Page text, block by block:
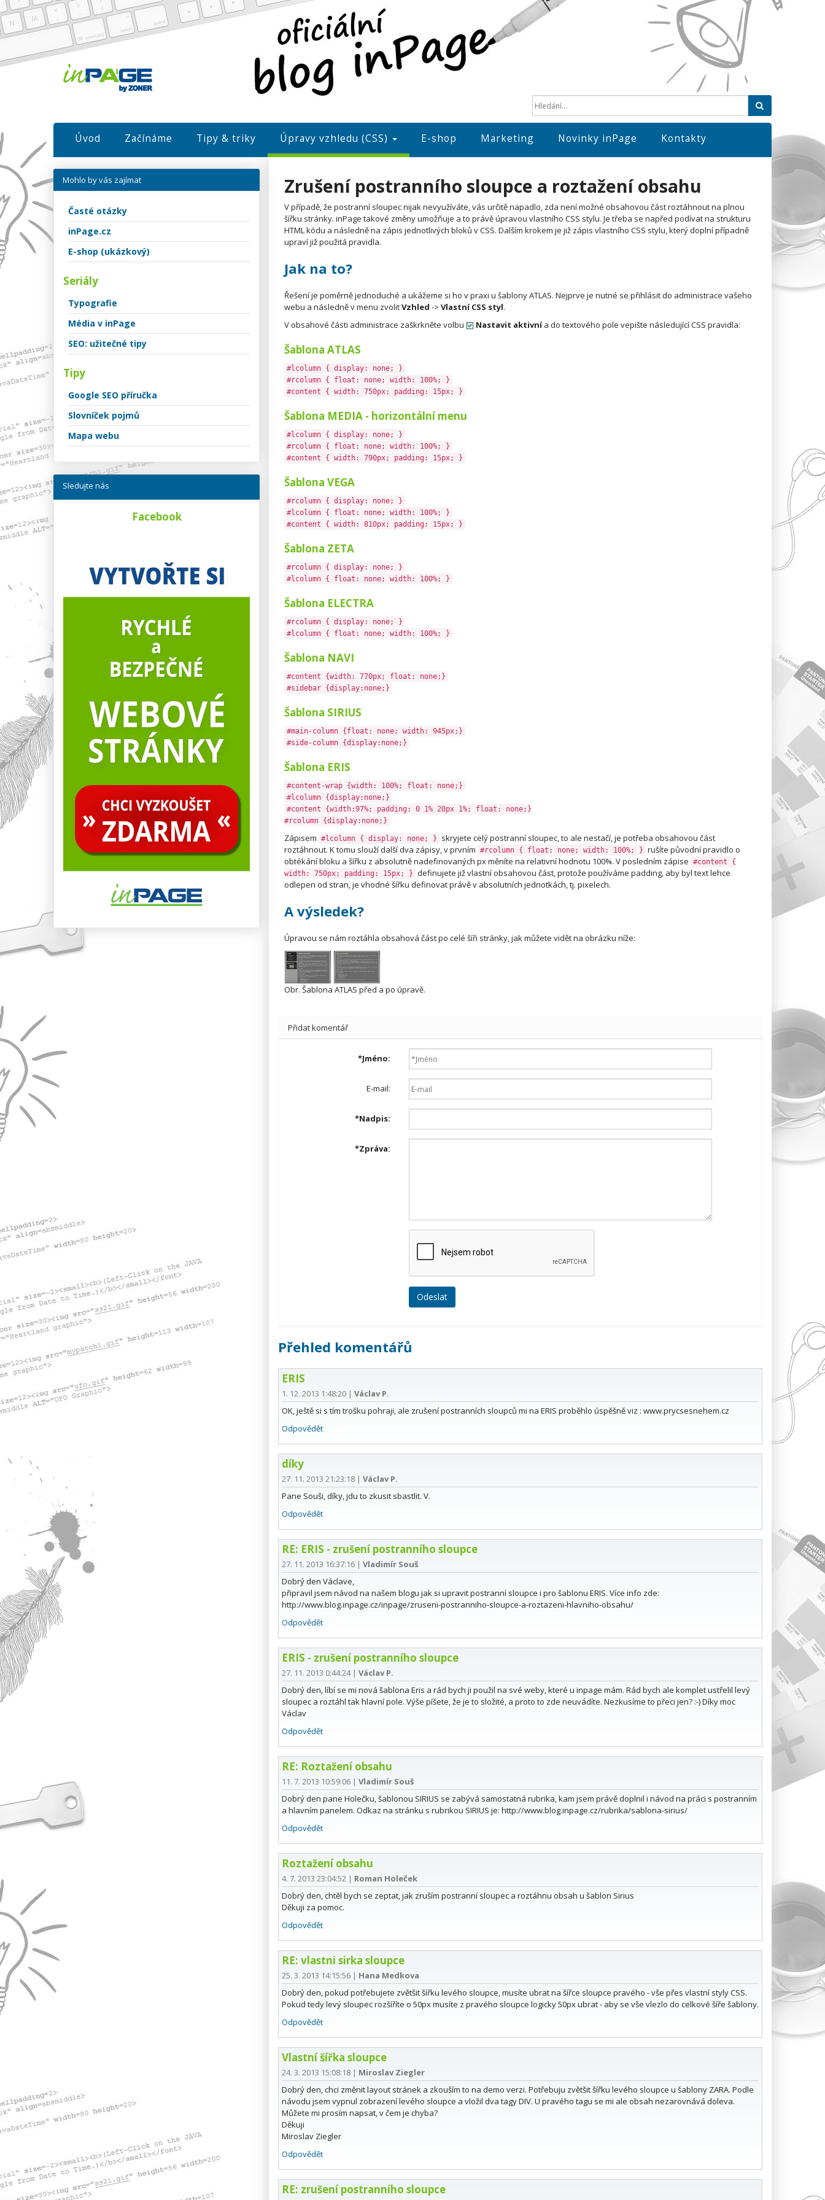
Úvod Začínáme Tipy & triky Úpravy vzhledu (CSS) E-shop Marketing Novinky inPage Kontakty
Zrušení postranního sloupce a roztažení obsahu
V případě, že postranní sloupec nijak nevyužíváte, vás určitě napadlo, zda není možné obsahovou část roztáhnout na plnou
šířku stránky. inPage takové změny umožňuje a to právě úpravou vlastního CSS stylu. Je třeba se napřed podívat na strukturu
HTML kódu a následně na zápis jednotlivých bloků v CSS. Dalším krokem je již zápis vlastního CSS stylu, který doplní případně
upraví již použitá pravidla.
Jak na to?
Řešení je poměrně jednoduché a ukážeme si ho v praxi u šablony ATLAS. Nejprve je nutné se přihlásit do administrace vašeho
webu a následně v menu zvolitVzhled -> Vlastní CSS styl.
V obsahové části administrace zaškrkněte volbu
Nastavit aktivnía do textového pole vepište následující CSS pravidla:
Šablona ATLAS
#lcolumn { display: none; }
#rcolumn { float: none; width: 100%; }
#content { width: 750px; padding: 15px; }
Šablona MEDIA - horizontální menu
#lcolumn { display: none; }
#rcolumn { float: none; width: 100%; }
#content { width: 790px; padding: 15px; }
Šablona VEGA
#rcolumn { display: none; }
#lcolumn { float: none; width: 100%; }
#content { width: 810px; padding: 15px; }
Šablona ZETA
#rcolumn { display: none; }
#lcolumn { float: none; width: 100%; }
Šablona ELECTRA
#rcolumn { display: none; }
#lcolumn { float: none; width: 100%; }
Šablona NAVI
#content {width: 770px; float: none;}
#sidebar {display:none;}
Šablona SIRIUS
#main-column {float: none; width: 945px;}
#side-column {display:none;}
Šablona ERIS
#content-wrap {width: 100%; float: none;}
#lcolumn {display:none;}
#content {width:97%; padding : 0 1% 20px 1%; float: none; }
#rcolumn {display:none;}
Zápisem #lcolumn { display: none; }
skryjete celý postranní sloupec, to ale nestačí, je potřeba obsahovou část
roztáhnout. K tomu slouží další dva zápisy, v prvním #rcolumn { float: none; width: 100%; } rušíte původní pravidlo o
obtékání bloku a šířku z absolutně nadefinovaných px měníte na relativní hodnotu 100%. V posledním zápise #content {
width: 750px; padding: 15px; } definujete již vlastní obsahovou část, protože používáme padding, aby byl text lehce
odlepen od stran, je vhodné šířku definovat právě v absolutních jednotkách, tj. pixelech.
A výsledek?
Úpravou se nám roztáhla obsahová část po celé šíři stránky, jak můžete vidět na obrázku níže:
Obr. Šablona ATLAS před a po úpravě.
Přidat komentář
*Jméno:
E-mail:
*Nadpis:
*Zpráva:
Přehled komentářů
ERIS
1. 12. 2013 1:48:20 | Václav P.
OK, ještě si s tím trošku pohraji, ale zrušení postranních sloupců mi na ERIS proběhlo úspěšně viz : www.prycsesnehem.cz
Odpovědět
díky
27. 11. 2013 21:23:18 | Václav P.
Pane Souši, díky, jdu to zkusit sbastlit. V.
Odpovědět
RE: ERIS - zrušení postranního sloupce
27. 11. 2013 16:37:16 | Vladimír Souš
Dobrý den Václave,
připravil jsem návod na našem blogu jak si upravit postranní sloupce i pro šablonu ERIS. Více info zde:
http://www.blog.inpage.cz/inpage/zruseni-postranniho-sloupce-a-roztazeni-hlavniho-obsahu/
Odpovědět
ERIS - zrušení postranního sloupce
27. 11. 2013 0:44:24 | Václav P.
Dobrý den, líbí se mi nová šablona Eris a rád bych ji použil na své weby, které u inpage mám. Rád bych ale komplet ustřelil levý
sloupec a roztáhl tak hlavní pole. Výše píšete, že je to složité, a proto to zde neuvádíte. Nezkusíme to přeci jen? :-) Díky moc
Václav
Odpovědět
RE: Roztažení obsahu
11. 7. 2013 10:59:06 | Vladimír Souš
Dobrý den pane Holečku, šablonou SIRIUS se zabývá samostatná rubrika, kam jsem právě doplnil i návod na práci s postranním
a hlavním panelem. Odkaz na stránku s rubrikou SIRIUS je: http://www.blog.inpage.cz/rubrika/sablona-sirius/
Odpovědět
Roztažení obsahu
4. 7. 2013 23:04:52 | Roman Holeček
Dobrý den, chtěl bych se zeptat, jak zruším postranní sloupec a roztáhnu obsah u šablon Sirius
Děkuji za pomoc.
Odpovědět
RE: vlastni sirka sloupce
25. 3. 2013 14:15:56 | Hana Medkova
Dobrý den, pokud potřebujete zvětšit šířku levého sloupce, musíte ubrat na šířce sloupce pravého - vše přes vlastní styly CSS.
Pokud tedy levý sloupec rozšíříte o 50px musíte z pravého sloupce logicky 50px ubrat - aby se vše vlezlo do celkové šíře šablony.
Odpovědět
Vlastní šířka sloupce
24. 3. 2013 15:08:18 | Miroslav Ziegler
Dobrý den, chci změnit layout stránek a zkouším to na demo verzi. Potřebuju zvětšit šířku levého sloupce u šablony ZARA. Podle
návodu jsem vypnul zobrazení levého sloupce a vložil dva tagy DIV. U pravého tagu se mi ale obsah nezarovnává doleva.
Můžete mi prosím napsat, v čem je chyba?
Děkuji
Miroslav Ziegler
Odpovědět
RE: zrušení postranního sloupce
Mohlo by vás zajímat
Časté otázky
inPage.cz
E-shop (ukázkový)
Seriály
Typografie
Média v inPage
SEO: užitečné tipy
Tipy
Google SEO příručka
Slovníček pojmů
Mapa webu
Sledujte nás
Facebook